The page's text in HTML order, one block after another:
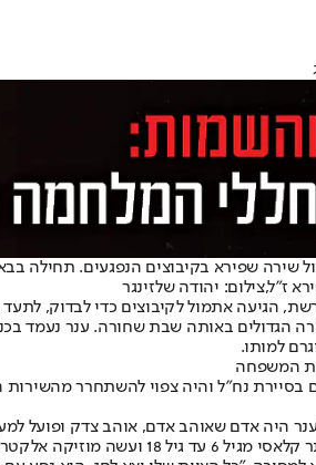
שירה שפירא בקיבוצים הנפגעים. תחילה
ז"ל,צילום: יהודה שלזינגר
הגיעה אתמול לקיבוצים כדי לבדוק,
למותו.
המשפחה
היה אדם שאוהב אדם, אוהב צדק ופועל
מוזיקה אלקטרונית".